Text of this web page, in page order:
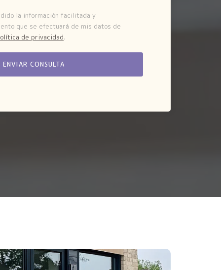
la información facilitada y
que se efectuará de mis datos de
de privacidad.